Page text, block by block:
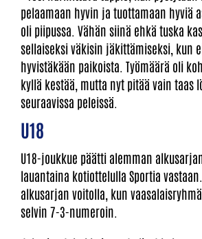
pelaamaan hyvin ja tuottamaan hyviä
oli piipussa. Vähän siinä ehkä tuska
sellaiseksi väkisin jäkittämiseksi, kun
hyvistäkään paikoista. Työmäärä oli
kyllä kestää, mutta nyt pitää vain taas
seuraavissa peleissä.
U18
U18-joukkue päätti alemman
lauantaina kotiottelulla Sportia
alkusarjan voitolla, kun
selvin 7-3-numeroin.